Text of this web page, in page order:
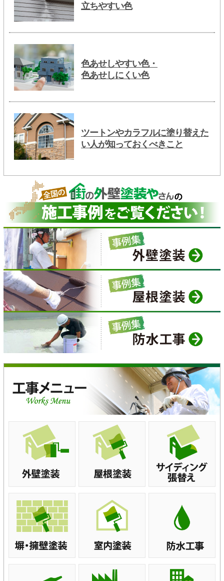
立ちやすい色
色あせしやすい色・
色あせしにくい色
ツートンやカラフルに塗り替えた
い人が知っておくべきこと